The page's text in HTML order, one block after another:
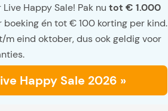
Happy Sale! Pak nu tot € 1.000
boeking én tot € 100 korting per kind.
m eind oktober, dus ook geldig voor
Happy Sale 2026 »